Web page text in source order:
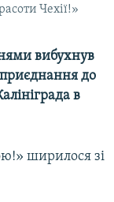
Чехії!»
вибухнув
до
в
ширилося зі